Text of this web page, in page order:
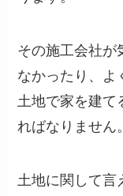
その施工会社が
なかったり、よ
土地で家を建て
ればなりません。
土地に関して言